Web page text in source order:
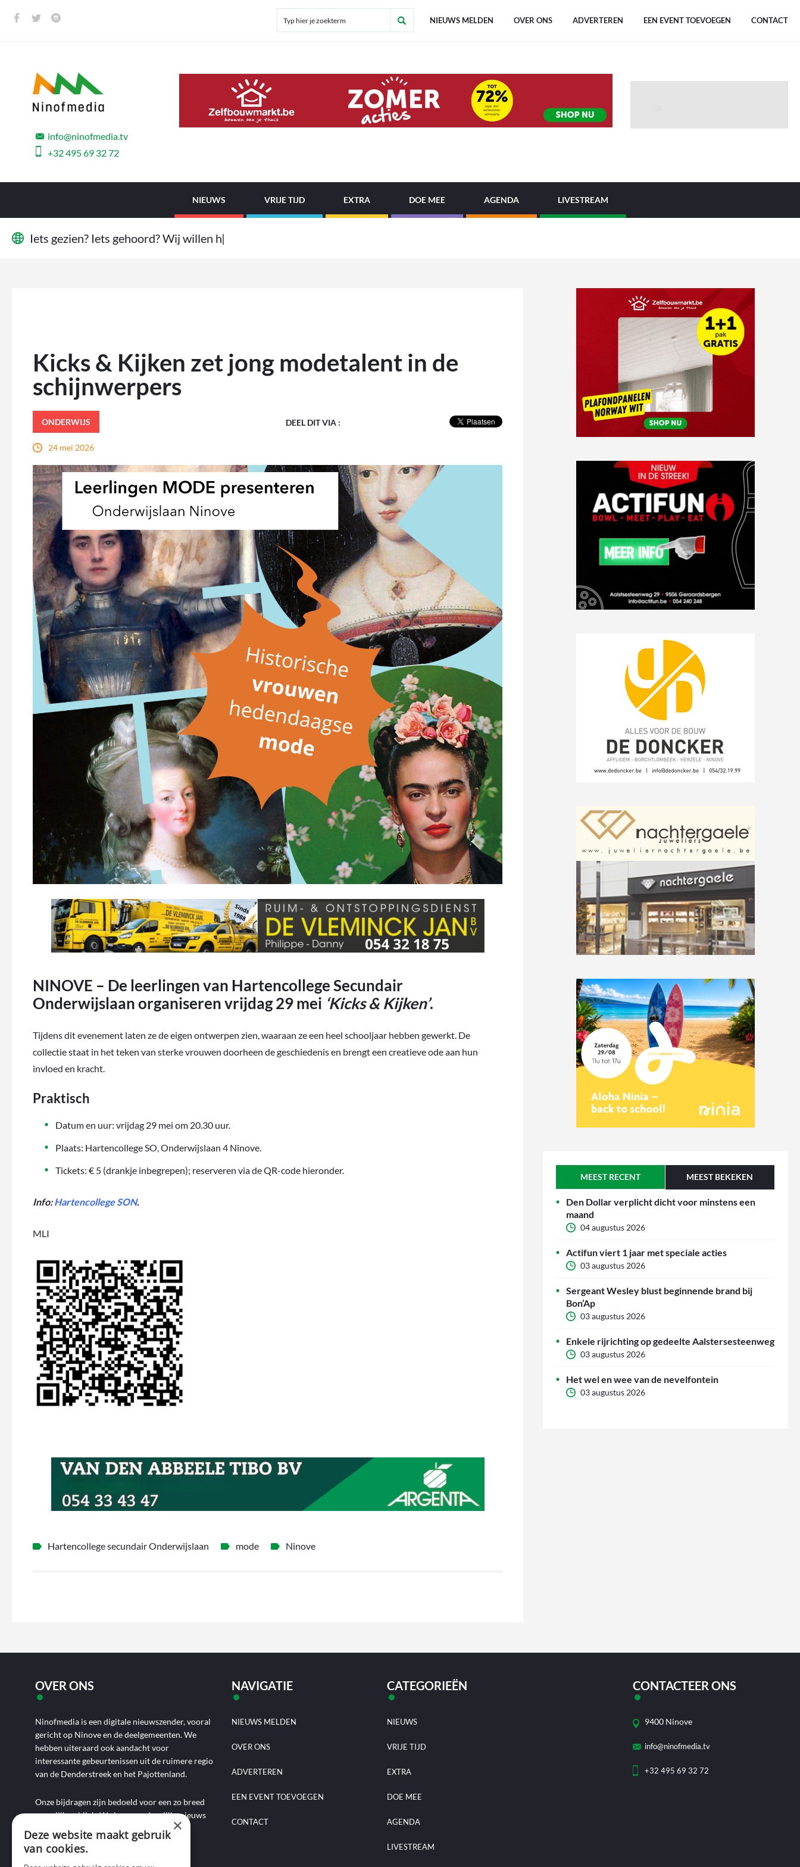
NIEUWS MELDEN OVER ONS ADVERTEREN EEN EVENT TOEVOEGEN CONTACT
info@ninofmedia.tv
+32 495 69 32 72
NIEUWS VRIJE TIJD EXTRA DOE MEE AGENDA LIVESTREAM
Iets gezien? Iets gehoord?Wij willen he
Kicks & Kijken zet jong modetalent in de
schijnwerpers
ONDERWIJS
24 mei 2026
DEEL DIT VIA :
NINOVE – De leerlingen van Hartencollege Secundair
Onderwijslaan organiseren vrijdag 29 mei ‘Kicks & Kijken’.
Tijdens dit evenement laten ze de eigen ontwerpen zien, waaraan ze een heel schooljaar hebben gewerkt. De
collectie staat in het teken van sterke vrouwen doorheen de geschiedenis en brengt een creatieve ode aan hun
invloed en kracht.
Praktisch
Datum en uur: vrijdag 29 mei om 20.30 uur.
Plaats: Hartencollege SO, Onderwijslaan 4 Ninove.
Tickets: € 5 (drankje inbegrepen); reserveren via de QR-code hieronder.
Info:Hartencollege SON.
MLI
Hartencollege secundair Onderwijslaan mode Ninove
MEEST RECENT MEEST BEKEKEN
Den Dollar verplicht dicht voor minstens een
maand
04 augustus 2026
Actifun viert 1 jaar met speciale acties
03 augustus 2026
Sergeant Wesley blust beginnende brand bij
Bon’Ap
03 augustus 2026
Enkele rijrichting op gedeelte Aalstersesteenweg
03 augustus 2026
Het wel en wee van de nevelfontein
03 augustus 2026
OVER ONS
Ninofmedia is een digitale nieuwszender, vooral
gericht op Ninove en de deelgemeenten. We
hebben uiteraard ook aandacht voor
interessante gebeurtenissen uit de ruimere regio
van de Denderstreek en het Pajottenland.
Onze bijdragen zijn bedoeld voor een zo breed
mogelijk publiek. We brengen dagelijks nieuws
aan de hand van artikels, foto-, audio- en
videoverslagen, interviews, reportages en
commentaarstukken.
NAVIGATIE
NIEUWS MELDEN
OVER ONS
ADVERTEREN
EEN EVENT TOEVOEGEN
CONTACT
CATEGORIEËN
NIEUWS
VRIJE TIJD
EXTRA
DOE MEE
AGENDA
LIVESTREAM
CONTACTEER ONS
9400 Ninove
info@ninofmedia.tv
+32 495 69 32 72
×
Deze website maakt gebruik
van cookies.